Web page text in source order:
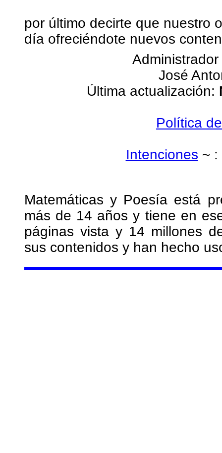
por último decirte que nuestro
día ofreciéndote nuevos
José
Última actualización:
Política
Intenciones ~
Matemáticas y Poesía está
más de 14 años y tiene en
páginas vista y 14 millones
sus contenidos y han hecho